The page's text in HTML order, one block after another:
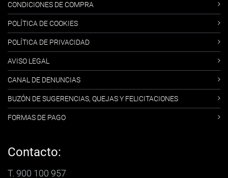
CONDICIONES DE COMPRA
POLÍTICA DE COOKIES
POLÍTICA DE PRIVACIDAD
AVISO LEGAL
CANAL DE DENUNCIAS
BUZÓN DE SUGERENCIAS, QUEJAS Y FELICITACIONES
FORMAS DE PAGO
Contacto:
T. 900 100 957